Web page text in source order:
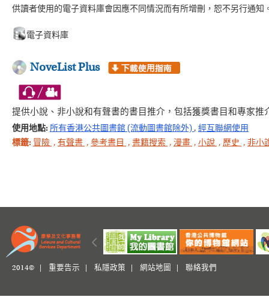
供讀者使用的電子資料庫會因應不同情況而有所增刪，恕不另行通知
電子資料庫
NoveList Plus
提供小說、非小說和有聲書的書目推介，包括獲獎書目和專家
使用地點: 所有香港公共圖書館 (流動圖書館除外) , 經互聯網使用
標籤: 冒險 , 有聲書 , 參考書目 , 書籍搜索 , 漫畫 , 小說 , 歷史 , 非小
2014© | 重要告示 私隱政策 網站地圖 聯絡我們